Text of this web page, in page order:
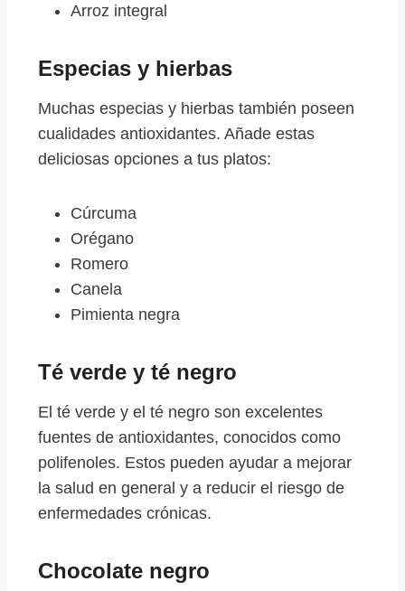
Arroz integral
Especias y hierbas
Muchas especias y hierbas también poseen
cualidades antioxidantes. Añade estas
deliciosas opciones a tus platos:
Cúrcuma
Orégano
Romero
Canela
Pimienta negra
Té verde y té negro
El té verde y el té negro son excelentes
fuentes de antioxidantes, conocidos como
polifenoles. Estos pueden ayudar a mejorar
la salud en general y a reducir el riesgo de
enfermedades crónicas.
Chocolate negro